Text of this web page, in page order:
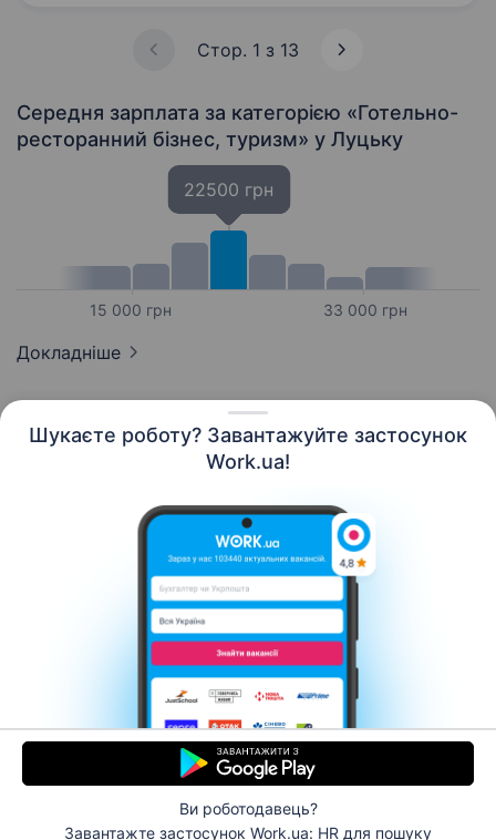
Шукаєте роботу? Завантажуйте застосунок
Work.ua!
Ви роботодавець?
Завантажте застосунок Work.ua: HR для пошуку
Стор. 1 з 13
Середня зарплата за категорією «Готельно-
ресторанний бізнес, туризм» у Луцьку
15 000 грн
22500 грн
33 000 грн
Докладніше
Контакти Про нас
Кар’єра
Допомога Умови використання
© 2006–2026 Work.ua. Сервіс пошуку роботи №1 в